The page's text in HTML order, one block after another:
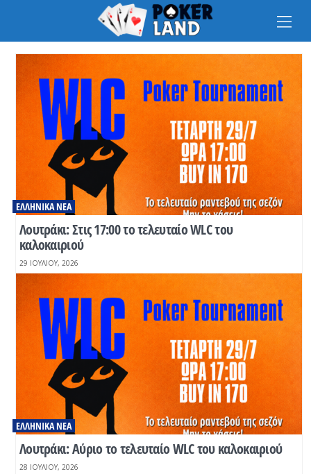
Λουτράκι: Στις 17:00 το τελευταίο WLC του
καλοκαιριού
ΕΛΛΗΝΙΚΆ ΝΈΑ
29 ΙΟΥΛΊΟΥ, 2026
Λουτράκι: Αύριο το τελευταίο WLC του καλοκαιριού
ΕΛΛΗΝΙΚΆ ΝΈΑ
28 ΙΟΥΛΊΟΥ, 2026